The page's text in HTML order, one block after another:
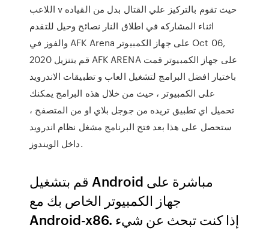
اللاعب v حيث تقوم بالتركيز علي القتال بدل من القياده
اثناء المشاركه في اطلاق النار نصائح وحيل للتقدم
والفوز في AFK Arena على جهاز الكمبيوتر Oct 06,
2020 قم بتنزيل AFK ARENA على جهاز الكمبيوتر قمت
باختيار افضل البرامج لتشغيل العاب و تطبيقات الاندرويد
على الكمبيوتر ، حيث من خلال هذه البرامج يمكنك
تحميل اي تطبيق تريده من جوجل بلاي او من المتصفح ،
ستحصل على هذا بعد فتح البرنامج مشغل نظام اندرويد
داخل الويندوز.
قم بتشغيل Android مباشرة على
جهاز الكمبيوتر الخاص بك مع
Android-x86. إذا كنت تبحث عن شيء